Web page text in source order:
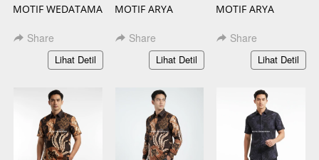
MOTIF WEDATAMA
SLIMFIT
Share
`Lihat Detil
MOTIF ARYA
SLIMFIT
Share
`
Lihat Detil
MOTIF ARYA
SLIMFIT
Share
`Lihat Detil